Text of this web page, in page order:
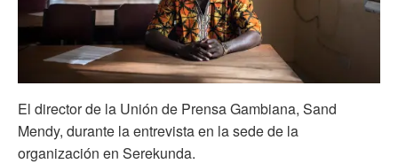
El director de la Unión de Prensa Gambiana, Sand
Mendy, durante la entrevista en la sede de la
organización en Serekunda.